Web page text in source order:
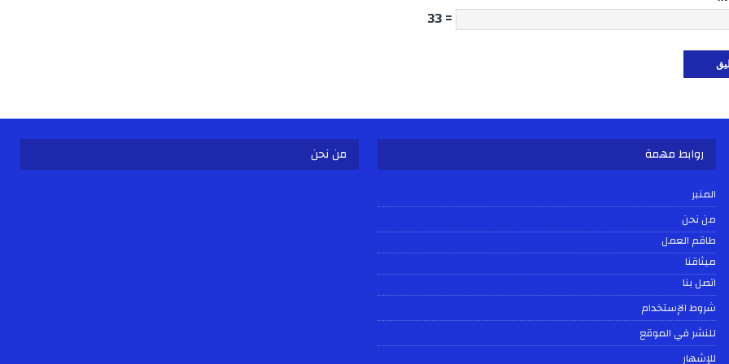
= 33
من نحن روابط مهمة
المنبر
من نحن
طاقم العمل
ميثاقنا
اتصل بنا
شروط الإستخدام
للنشر في الموقع
للإشهار